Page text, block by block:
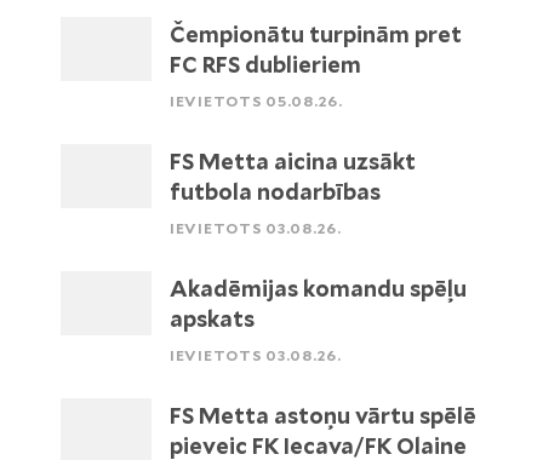
Čempionātu turpinām pret
FC RFS dublieriem
IEVIETOTS 05.08.26.
FS Metta aicina uzsākt
futbola nodarbības
IEVIETOTS 03.08.26.
Akadēmijas komandu spēļu
apskats
IEVIETOTS 03.08.26.
FS Metta astoņu vārtu spēlē
pieveic FK Iecava/FK Olaine